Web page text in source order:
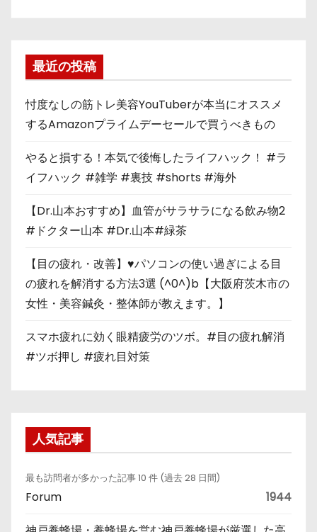
最近の投稿
忖度なしの筋トレ美容YouTuberが本当にオススメ
するAmazonプライムデーセールで買うべきもの
やると損する！本気で後悔したライフハック！ #ラ
イフハック #雑学 #裏技 #shorts #海外
【Dr.山本おすすめ】血管がサラサラになる飲み物2
#ドクター山本 #Dr.山本#緑茶
【目の疲れ・改善】♥パソコンの使い過ぎによる目
の疲れを解消する方法3選 (^0^)b【大阪府茨木市の
女性・美容鍼灸・整体師が教えます。】
スマホ疲れに効く眼精疲労のツボ。#目の疲れ解消
#ツボ押し #疲れ目対策
人気記事
最も訪問者が多かった記事 10 件 (過去 28 日間)
Forum 1944